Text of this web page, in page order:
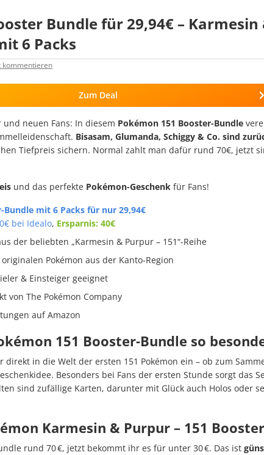
Bundle für 29,94€ – Karmesin
6 Packs
kommentieren
Zum Deal
neuen Fans: In diesem Pokémon 151 Booster-Bundle
Bisasam, Glumanda, Schiggy & Co. sind
Tiefpreis sichern. Normal zahlt man dafür rund 70€, jetzt
und das perfekte Pokémon-Geschenk für Fans!
Bundle mit 6 Packs für nur 29,94€
bei Idealo, Ersparnis: 40€
der beliebten „Karmesin & Purpur – 151“-Reihe
Pokémon aus der Kanto-Region
& Einsteiger geeignet
von The Pokémon Company
auf Amazon
151 Booster-Bundle so
in die Welt der ersten 151 Pokémon ein – ob zum
Besonders bei Fans der ersten Stunde sorgt das
sind zufällige Karten, darunter mit Glück auch Holos oder
Karmesin & Purpur – 151
rund 70 €, jetzt bekommt ihr es für unter 30 €. Das ist